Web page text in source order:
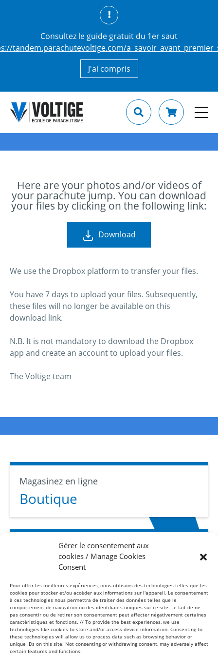
Gérer le consentement aux
cookies / Manage Cookies
Consent
Pour offrir les meilleures expériences, nous utilisons des technologies telles que les
cookies pour stocker et/ou accéder aux informations sur l'appareil. Le consentement
à ces technologies nous permettra de traiter des données telles que le
comportement de navigation ou des identifiants uniques sur ce site. Le fait de ne
pas consentir ou de retirer son consentement peut affecter négativement certaines
caractéristiques et fonctions. // To provide the best experiences, we use
technologies like cookies to store and/or access device information. Consenting to
these technologies will allow us to process data such as browsing behavior or
unique IDs on this site. Not consenting or withdrawing consent, may adversely affect
certain features and functions.
Consultez le guide gratuit du 1er saut
tandem.parachutevoltige.com/
J'ai compris
Here are your photos and/or videos of
your parachute jump. You can download
your files by clicking on the following link:
Download
We use the Dropbox platform to transfer your files.
You have 7 days to upload your files. Subsequently,
these files will no longer be available on this
download link.
N.B. It is not mandatory to download the Dropbox
app and create an account to upload your files.
The Voltige team
Magasinez en ligne
Boutique
Abonnez-vous
Infolettre
Sans frais
1-877-865-8443